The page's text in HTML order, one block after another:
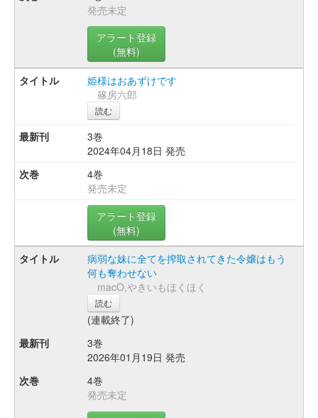
発売未定
アラート登録
(無料)
姫様はおあずけです
篠房六郎
読む
3巻
2024年04月18日 発売
4巻
発売未定
アラート登録
(無料)
病弱な妹に全てを搾取されてきた令嬢はもう
何も奪わせない
macO,やきいもほくほく
読む
(連載終了)
3巻
2026年01月19日 発売
4巻
発売未定